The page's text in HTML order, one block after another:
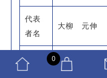
代表
者名
大柳 元伸
E-mai
l
info@jack-
0